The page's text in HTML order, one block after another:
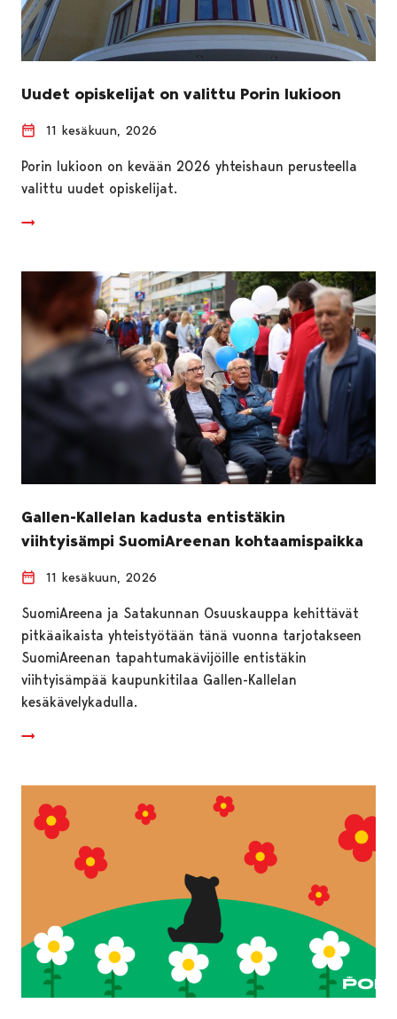
Uudet opiskelijat on valittu Porin lukioon
11 kesäkuun, 2026
Porin lukioon on kevään 2026 yhteishaun perusteella
valittu uudet opiskelijat.
Gallen-Kallelan kadusta entistäkin
viihtyisämpi SuomiAreenan kohtaamispaikka
11 kesäkuun, 2026
SuomiAreena ja Satakunnan Osuuskauppa kehittävät
pitkäaikaista yhteistyötään tänä vuonna tarjotakseen
SuomiAreenan tapahtumakävijöille entistäkin
viihtyisämpää kaupunkitilaa Gallen-Kallelan
kesäkävelykadulla.